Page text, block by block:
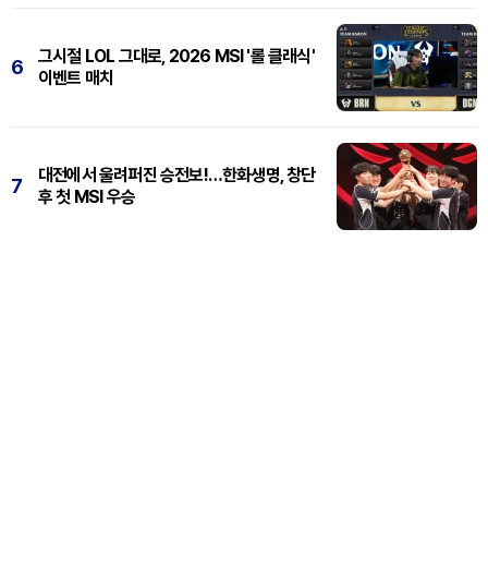
6
그시절 LOL 그대로, 2026 MSI '롤 클래식'
이벤트 매치
7
대전에서 울려퍼진 승전보!…한화생명, 창단
후 첫 MSI 우승